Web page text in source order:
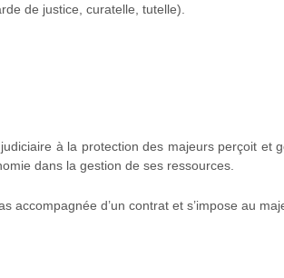
de justice, curatelle, tutelle).
à la protection des majeurs perçoit et
dans la gestion de ses ressources.
accompagnée d’un contrat et s’impose au